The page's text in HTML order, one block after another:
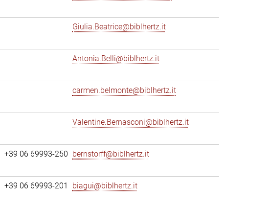
Giulia.Beatrice@biblhertz.it
Antonia.Belli@biblhertz.it
carmen.belmonte@biblhertz.it
Valentine.Bernasconi@biblhertz.it
+39 06 69993-250 bernstorff@biblhertz.it
+39 06 69993-201 biagui@biblhertz.it